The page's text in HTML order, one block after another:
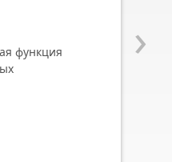
›
функция